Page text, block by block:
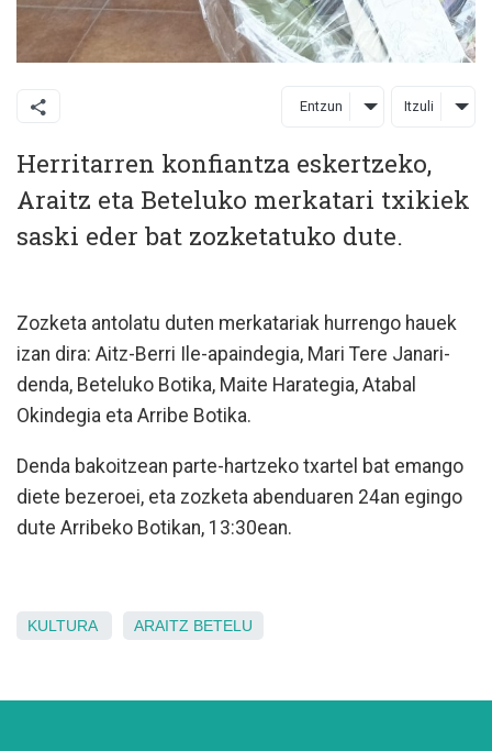
Entzun Itzuli
Herritarren konfiantza eskertzeko,
Araitz eta Beteluko merkatari txikiek
saski eder bat zozketatuko dute.
Zozketa antolatu duten merkatariak hurrengo hauek
izan dira: Aitz-Berri Ile-apaindegia, Mari Tere Janari-
denda, Beteluko Botika, Maite Harategia, Atabal
Okindegia eta Arribe Botika.
Denda bakoitzean parte-hartzeko txartel bat emango
diete bezeroei, eta zozketa abenduaren 24an egingo
dute Arribeko Botikan, 13:30ean.
KULTURA ARAITZ BETELU